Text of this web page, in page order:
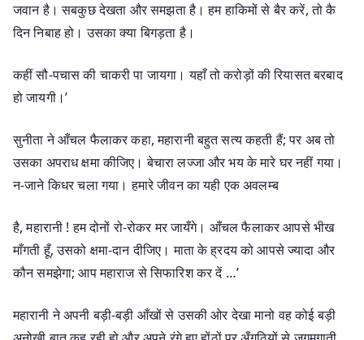
जवान है। सबकुछ देखता और समझता है। हम हाकिमों से बैर करें, तो कै
दिन निबाह हो। उसका क्या बिगड़ता है।
कहीं सौ-पचास की चाकरी पा जायगा। यहाँ तो करोड़ों की रियासत बरबाद
हो जायगी।’
सुनीता ने आँचल फैलाकर कहा, महारानी बहुत सत्य कहती हैं; पर अब तो
उसका अपराध क्षमा कीजिए। बेचारा लज्जा और भय के मारे घर नहीं गया।
न-जाने किधर चला गया। हमारे जीवन का यही एक अवलम्ब
है, महारानी ! हम दोनों रो-रोकर मर जायँगे। आँचल फैलाकर आपसे भीख
माँगती हूँ, उसको क्षमा-दान दीजिए। माता के ह्रदय को आपसे ज्यादा और
कौन समझेगा; आप महाराज से सिफारिश कर दें …’
महारानी ने अपनी बड़ी-बड़ी आँखों से उसकी ओर देखा मानो वह कोई बड़ी